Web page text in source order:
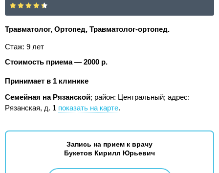
Травматолог, Ортопед, Травматолог-ортопед.
Стаж: 9 лет
Стоимость приема — 2000 р.
Принимает в 1 клинике
Семейная на Рязанской; район: Центральный; адрес:
Рязанская, д. 1 показать на карте.
Запись на прием к врачу
Букетов Кирилл Юрьевич